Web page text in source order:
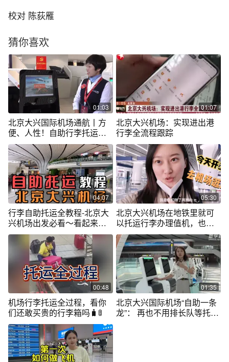
校对 陈荻雁
猜你喜欢
01:03
北京大兴国际机场通航丨方
便、人性！自助行李托运的
流程了解一下
01:07
北京大兴机场：实现进出港
行李全流程跟踪
04:07
行李自助托运全教程-北京大
兴机场出发必看～看起来经
验要丰富！
05:30
北京大兴机场在地铁里就可
以托运行李办理值机，也太
方便逛街了吧
00:48
机场行李托运全过程，看你
们还敢买贵的行李箱吗🧳🚦
01:35
北京大兴国际机场“自助一条
龙”： 再也不用排长队等托运